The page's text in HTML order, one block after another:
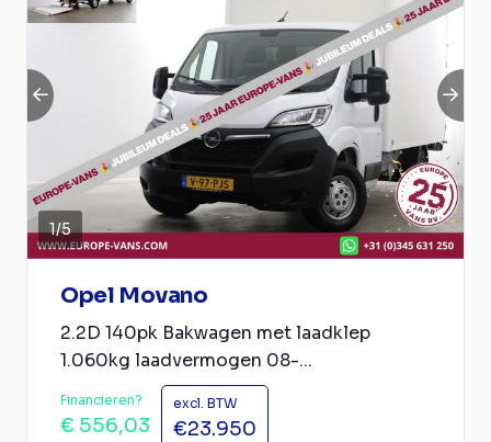
1/5
Opel Movano
2.2D 140pk Bakwagen met laadklep
1.060kg laadvermogen 08-...
Financieren?
€ 556,03
excl. BTW
€23.950